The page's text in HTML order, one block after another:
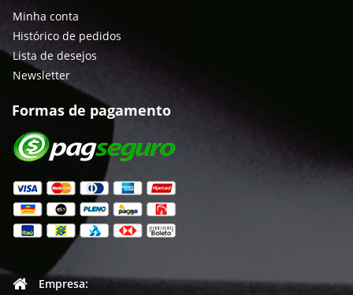
Minha conta
Histórico de pedidos
Lista de desejos
Newsletter
Formas de pagamento
Empresa: